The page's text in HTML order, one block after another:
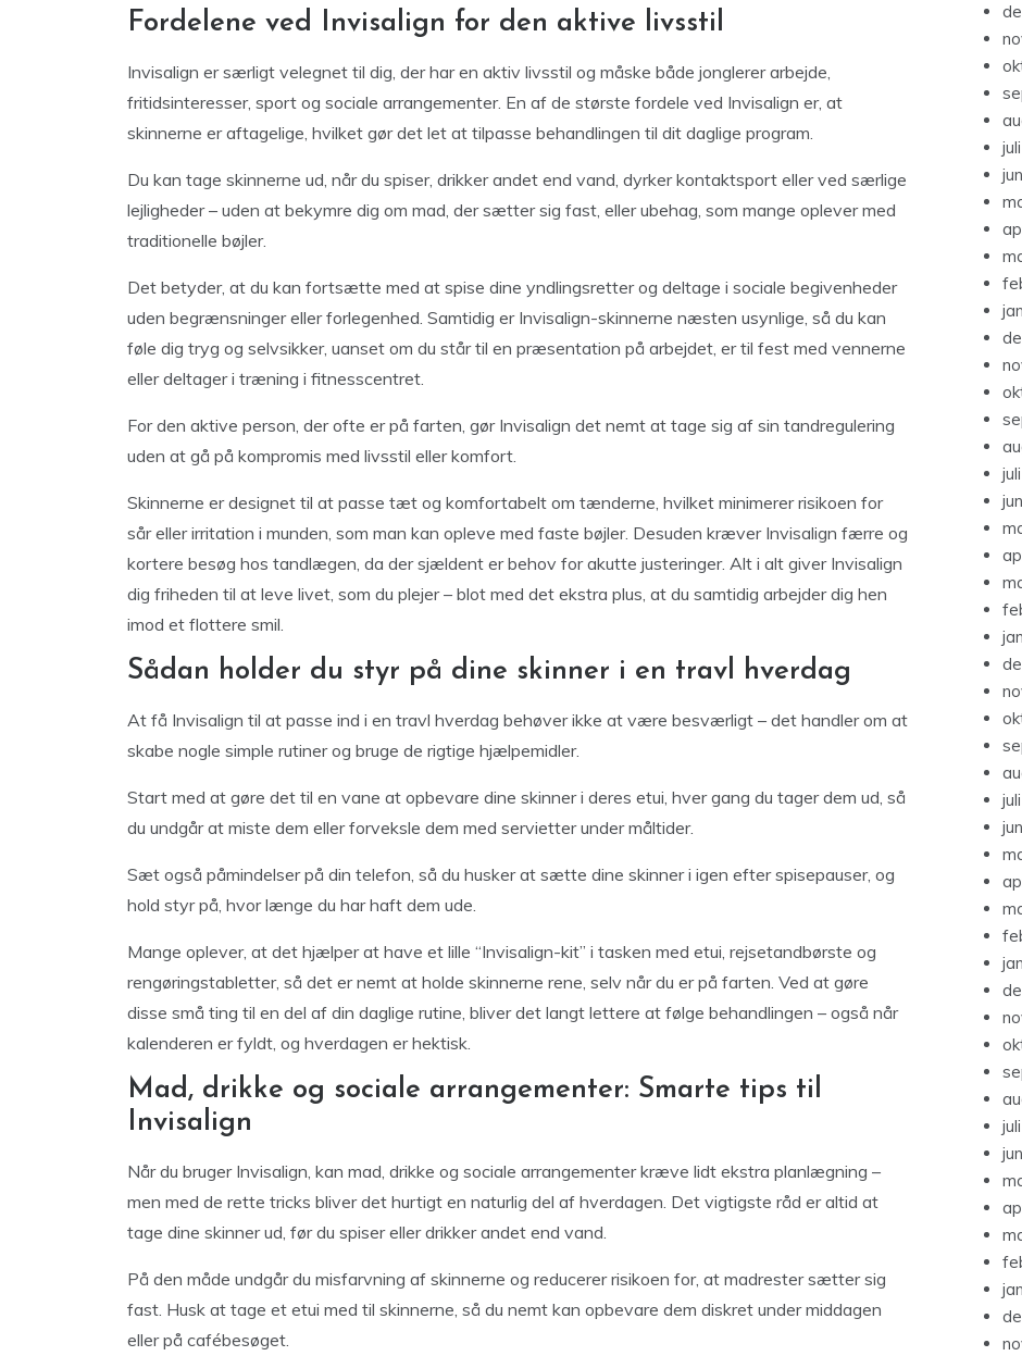
Fordelene ved Invisalign for den aktive livsstil
Invisalign er særligt velegnet til dig, der har en aktiv livsstil og måske både jonglerer arbejde,
fritidsinteresser, sport og sociale arrangementer. En af de største fordele ved Invisalign er, at
skinnerne er aftagelige, hvilket gør det let at tilpasse behandlingen til dit daglige program.
Du kan tage skinnerne ud, når du spiser, drikker andet end vand, dyrker kontaktsport eller ved særlige
lejligheder – uden at bekymre dig om mad, der sætter sig fast, eller ubehag, som mange oplever med
traditionelle bøjler.
Det betyder, at du kan fortsætte med at spise dine yndlingsretter og deltage i sociale begivenheder
uden begrænsninger eller forlegenhed. Samtidig er Invisalign-skinnerne næsten usynlige, så du kan
føle dig tryg og selvsikker, uanset om du står til en præsentation på arbejdet, er til fest med vennerne
eller deltager i træning i fitnesscentret.
For den aktive person, der ofte er på farten, gør Invisalign det nemt at tage sig af sin tandregulering
uden at gå på kompromis med livsstil eller komfort.
Skinnerne er designet til at passe tæt og komfortabelt om tænderne, hvilket minimerer risikoen for
sår eller irritation i munden, som man kan opleve med faste bøjler. Desuden kræver Invisalign færre og
kortere besøg hos tandlægen, da der sjældent er behov for akutte justeringer. Alt i alt giver Invisalign
dig friheden til at leve livet, som du plejer – blot med det ekstra plus, at du samtidig arbejder dig hen
imod et flottere smil.
Sådan holder du styr på dine skinner i en travl hverdag
At få Invisalign til at passe ind i en travl hverdag behøver ikke at være besværligt – det handler om at
skabe nogle simple rutiner og bruge de rigtige hjælpemidler.
Start med at gøre det til en vane at opbevare dine skinner i deres etui, hver gang du tager dem ud, så
du undgår at miste dem eller forveksle dem med servietter under måltider.
Sæt også påmindelser på din telefon, så du husker at sætte dine skinner i igen efter spisepauser, og
hold styr på, hvor længe du har haft dem ude.
Mange oplever, at det hjælper at have et lille “Invisalign-kit” i tasken med etui, rejsetandbørste og
rengøringstabletter, så det er nemt at holde skinnerne rene, selv når du er på farten. Ved at gøre
disse små ting til en del af din daglige rutine, bliver det langt lettere at følge behandlingen – også når
kalenderen er fyldt, og hverdagen er hektisk.
Mad, drikke og sociale arrangementer: Smarte tips til
Invisalign
Når du bruger Invisalign, kan mad, drikke og sociale arrangementer kræve lidt ekstra planlægning –
men med de rette tricks bliver det hurtigt en naturlig del af hverdagen. Det vigtigste råd er altid at
tage dine skinner ud, før du spiser eller drikker andet end vand.
På den måde undgår du misfarvning af skinnerne og reducerer risikoen for, at madrester sætter sig
fast. Husk at tage et etui med til skinnerne, så du nemt kan opbevare dem diskret under middagen
eller på cafébesøget.